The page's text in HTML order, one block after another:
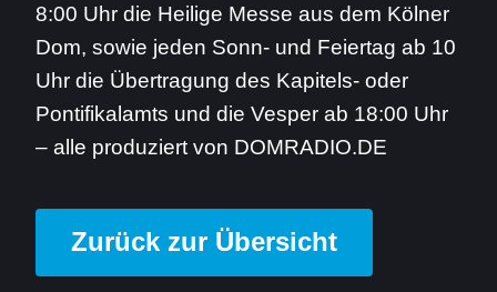
8:00 Uhr die Heilige Messe aus dem Kölner
Dom, sowie jeden Sonn- und Feiertag ab 10
Uhr die Übertragung des Kapitels- oder
Pontifikalamts und die Vesper ab 18:00 Uhr
– alle produziert von DOMRADIO.DE
Zurück zur Übersicht